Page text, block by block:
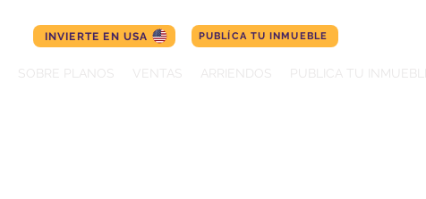
INVIERTE EN USA PUBLÍCA TU INMUEBLE
SOBRE PLANOS VENTAS ARRIENDOS PUBLICA TU INMUEBLE